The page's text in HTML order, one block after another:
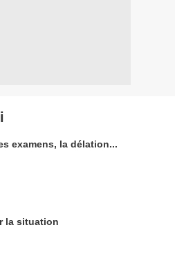
examens, la délation...
la situation